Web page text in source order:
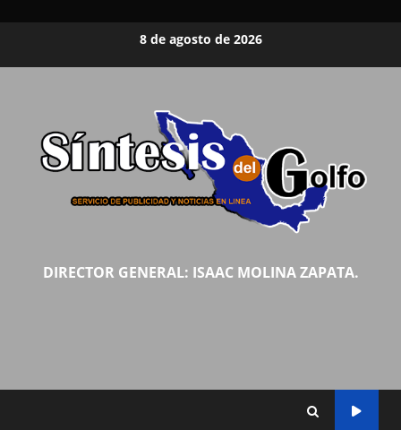
8 de agosto de 2026
DIRECTOR GENERAL: ISAAC MOLINA ZAPATA.